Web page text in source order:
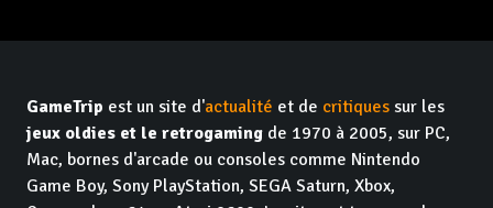
GameTrip est un site d'actualité et de critiques sur les
jeux oldies et le retrogaming de 1970 à 2005, sur PC,
Mac, bornes d'arcade ou consoles comme Nintendo
Game Boy, Sony PlayStation, SEGA Saturn, Xbox,